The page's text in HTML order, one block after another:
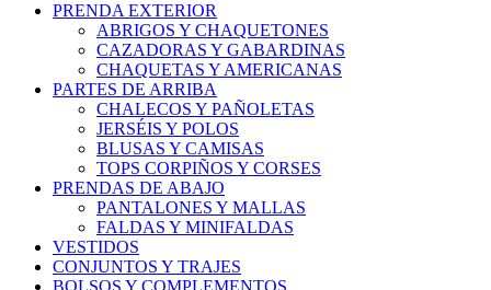
PRENDA EXTERIOR
ABRIGOS Y CHAQUETONES
CAZADORAS Y GABARDINAS
CHAQUETAS Y AMERICANAS
PARTES DE ARRIBA
CHALECOS Y PAÑOLETAS
JERSÉIS Y POLOS
BLUSAS Y CAMISAS
TOPS CORPIÑOS Y CORSES
PRENDAS DE ABAJO
PANTALONES Y MALLAS
FALDAS Y MINIFALDAS
VESTIDOS
CONJUNTOS Y TRAJES
BOLSOS Y COMPLEMENTOS